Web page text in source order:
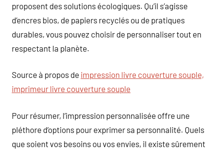
proposent des solutions écologiques. Qu’il s’agisse
d’encres bios, de papiers recyclés ou de pratiques
durables, vous pouvez choisir de personnaliser tout en
respectant la planète.
Source à propos de impression livre couverture souple,
imprimeur livre couverture souple
Pour résumer, l’impression personnalisée offre une
pléthore d’options pour exprimer sa personnalité. Quels
que soient vos besoins ou vos envies, il existe sûrement